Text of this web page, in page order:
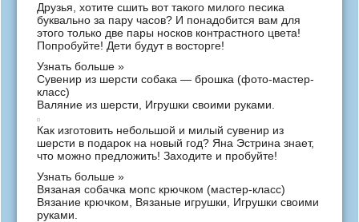
Друзья, хотите сшить вот такого милого песика
буквально за пару часов? И понадобится вам для
этого только две пары носков контрастного цвета!
Попробуйте! Дети будут в восторге!
Узнать больше »
Сувенир из шерсти собака — брошка (фото-мастер-
класс)
Валяние из шерсти
Игрушки своими руками
Как изготовить небольшой и милый сувенир из
шерсти в подарок на новый год? Яна Эстрина знает,
что можно предложить! Заходите и пробуйте!
Узнать больше »
Вязаная собачка мопс крючком (мастер-класс)
Вязание крючком
Вязаные игрушки
Игрушки своими
руками